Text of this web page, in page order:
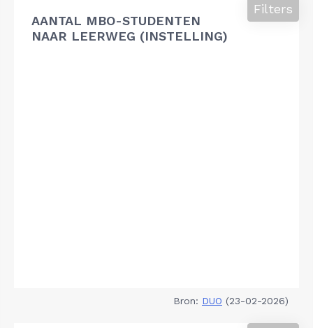
AANTAL MBO-STUDENTEN
NAAR LEERWEG (INSTELLING)
Filters
Bron: DUO (23-02-2026)